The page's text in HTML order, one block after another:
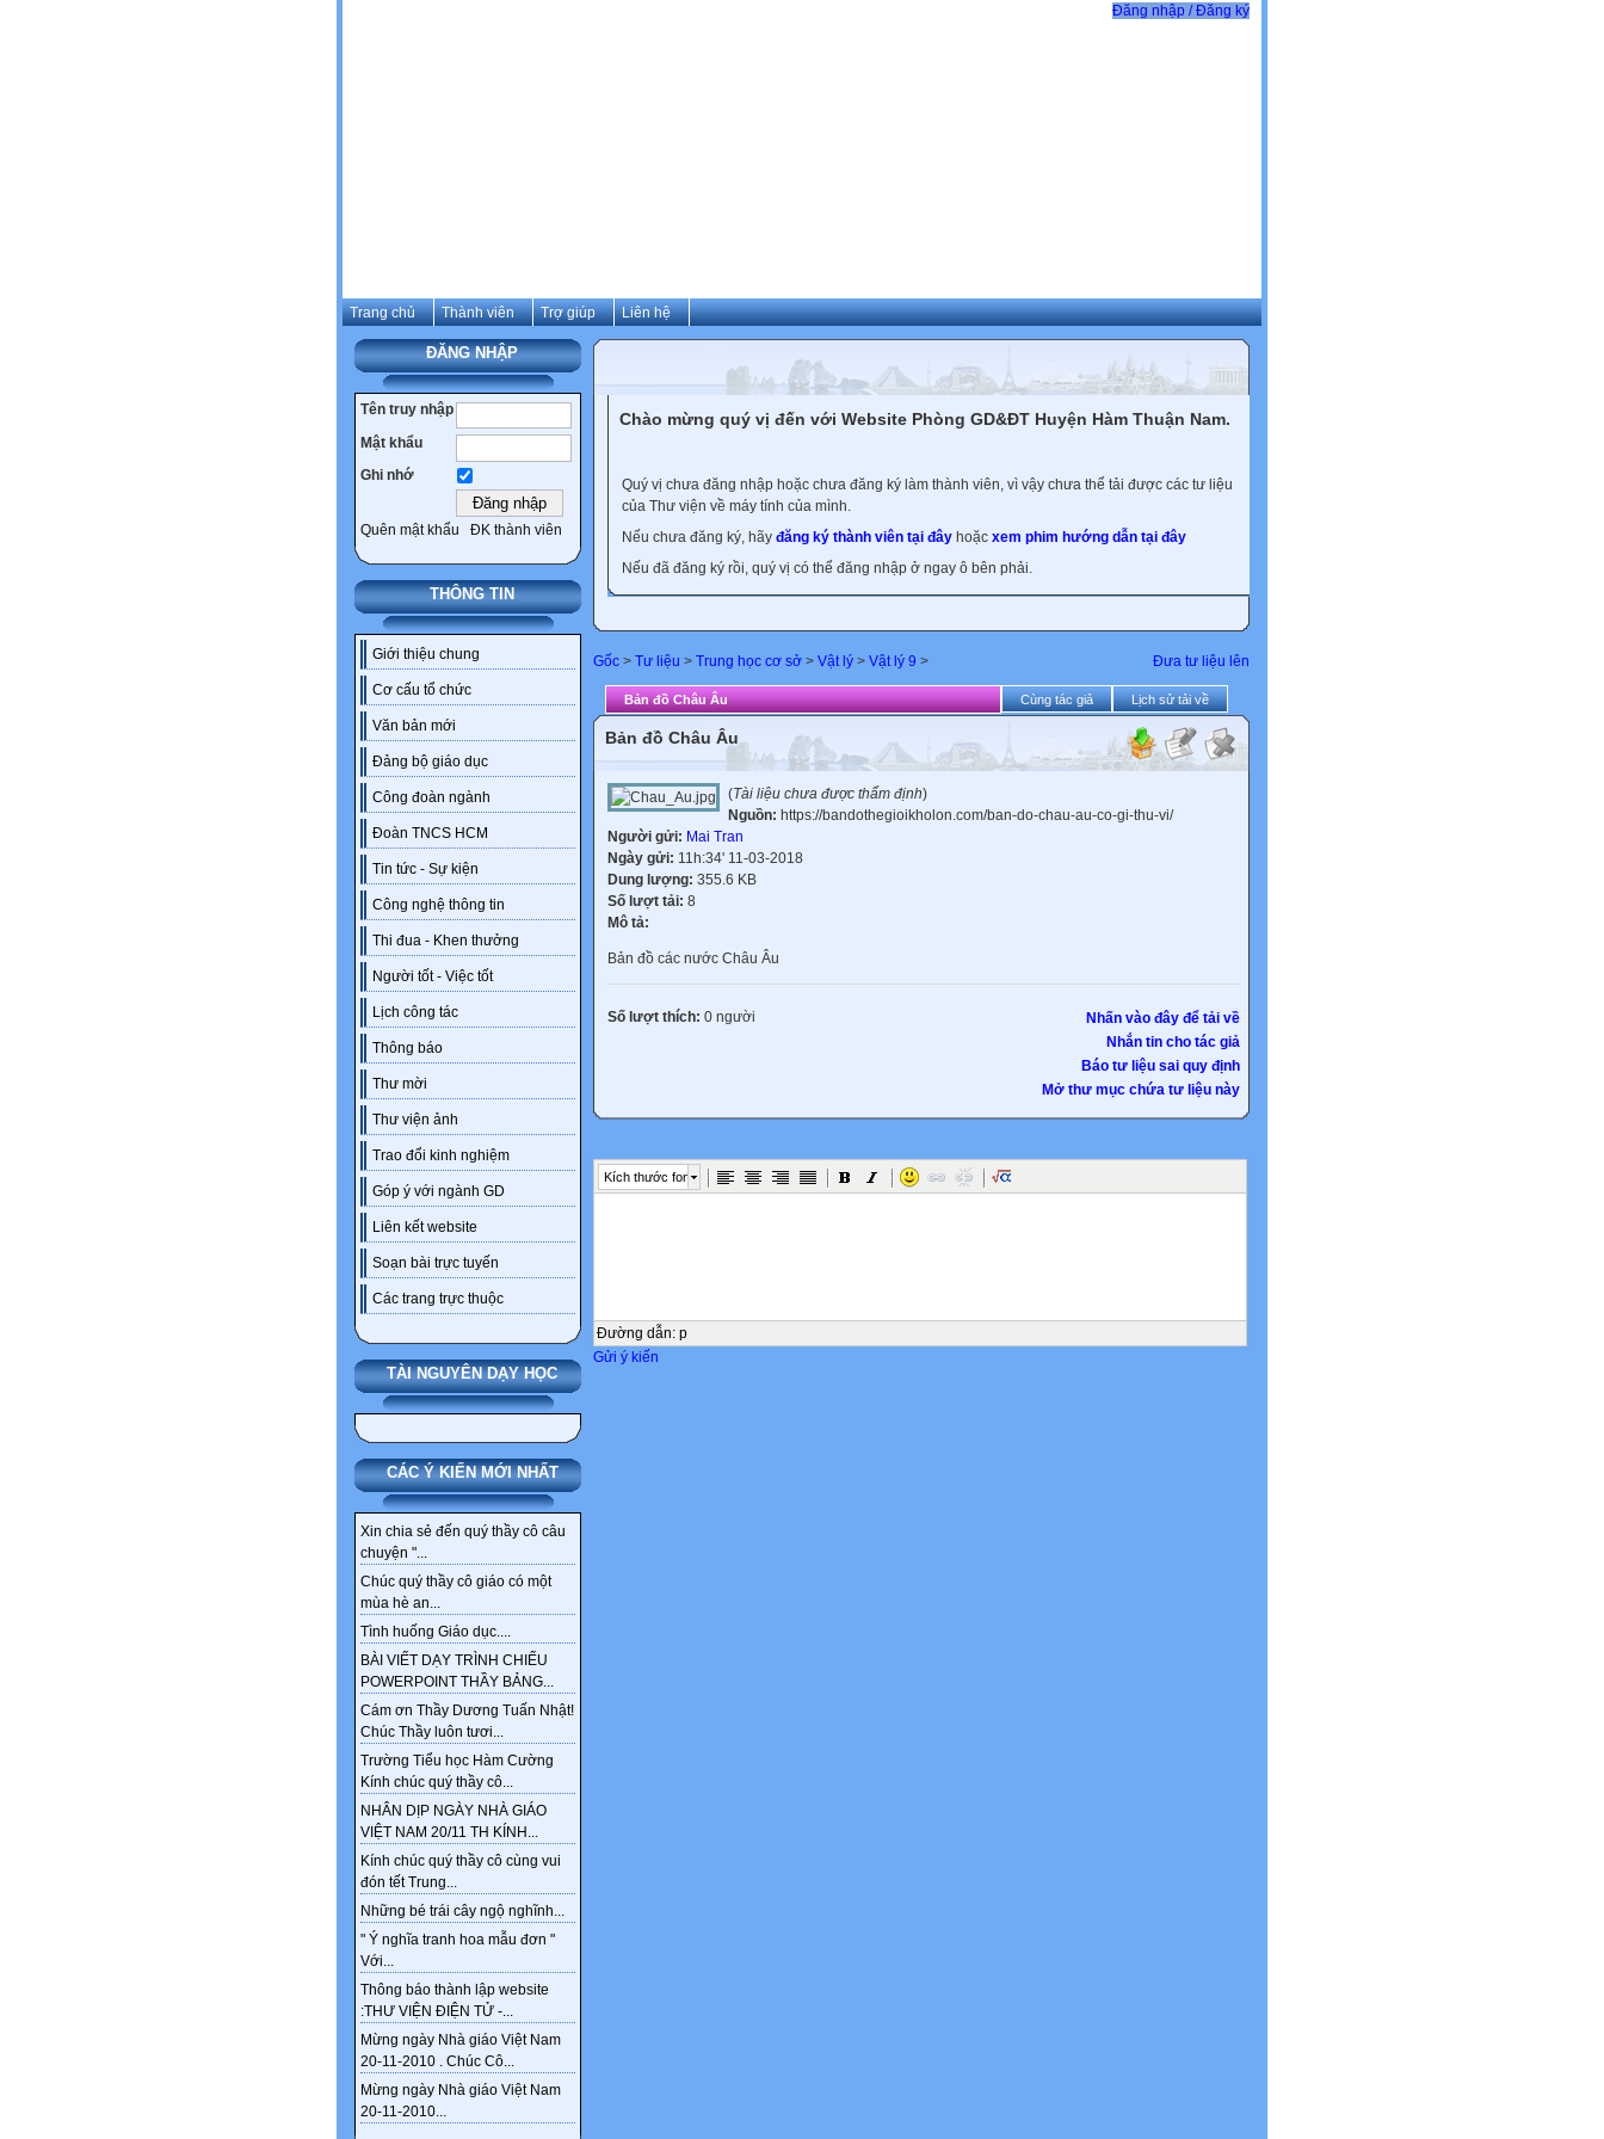
Đăng nhập / Đăng ký
Trang chủ Thành viên Trợ giúp Liên hệ
ĐĂNG NHẬP
Tên truy nhập
Mật khẩu
Ghi nhớ
Quên mật khẩu ĐK thành viên
THÔNG TIN
Giới thiệu chung
Cơ cấu tổ chức
Văn bản mới
Đảng bộ giáo dục
Công đoàn ngành
Đoàn TNCS HCM
Tin tức - Sự kiện
Công nghệ thông tin
Thi đua - Khen thưởng
Người tốt - Việc tốt
Lịch công tác
Thông báo
Thư mời
Thư viện ảnh
Trao đổi kinh nghiệm
Góp ý với ngành GD
Liên kết website
Soạn bài trực tuyến
Các trang trực thuộc
TÀI NGUYÊN DẠY HỌC
CÁC Ý KIẾN MỚI NHẤT
Xin chia sẻ đến quý thầy cô câu
chuyện "...
Chúc quý thầy cô giáo có một
mùa hè an...
Tình huống Giáo dục....
BÀI VIẾT DẠY TRÌNH CHIẾU
POWERPOINT THẦY BẢNG...
Cám ơn Thầy Dương Tuấn Nhật!
Chúc Thầy luôn tươi...
Trường Tiểu học Hàm Cường
Kính chúc quý thầy cô...
NHÂN DỊP NGÀY NHÀ GIÁO
VIỆT NAM 20/11 TH KÍNH...
Kính chúc quý thầy cô cùng vui
đón tết Trung...
Những bé trái cây ngộ nghĩnh...
" Ý nghĩa tranh hoa mẫu đơn "
Với...
Thông báo thành lập website
:THƯ VIỆN ĐIỆN TỬ -...
Mừng ngày Nhà giáo Việt Nam
20-11-2010 . Chúc Cô...
Mừng ngày Nhà giáo Việt Nam
20-11-2010...
Chào mừng quý vị đến với Website Phòng GD&ĐT Huyện Hàm Thuận Nam.
Quý vị chưa đăng nhập hoặc chưa đăng ký làm thành viên, vì vậy chưa thể tải được các tư liệu
của Thư viện về máy tính của mình.
Nếu chưa đăng ký, hãy đăng ký thành viên tại đây hoặc xem phim hướng dẫn tại đây
Nếu đã đăng ký rồi, quý vị có thể đăng nhập ở ngay ô bên phải.
Đưa tư liệu lên
Gốc > Tư liệu > Trung học cơ sở > Vật lý > Vật lý 9 >
Bản đồ Châu Âu Cùng tác giả Lịch sử tải về
Bản đồ Châu Âu
(Tài liệu chưa được thẩm định)
Nguồn: https://bandothegioikholon.com/ban-do-chau-au-co-gi-thu-vi/
Người gửi: Mai Tran
Ngày gửi: 11h:34' 11-03-2018
Dung lượng: 355.6 KB
Số lượt tải: 8
Mô tả:
Bản đồ các nước Châu Âu
Nhấn vào đây để tải về
Nhắn tin cho tác giả
Báo tư liệu sai quy định
Mở thư mục chứa tư liệu này
Số lượt thích: 0 người
Kích thước font
Đường dẫn: p
Gửi ý kiến